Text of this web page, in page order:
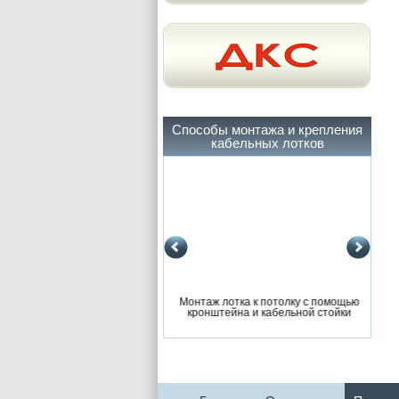
Способы монтажа и крепления
кабельных лотков
Монтаж лотка к потолку с помощью
кронштейна и кабельной стойки